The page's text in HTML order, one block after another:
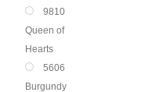
9810
Queen of
Hearts
5606
Burgundy